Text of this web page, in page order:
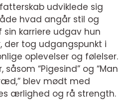
udviklede sig
hvad angår stil og
karriere udgav hun
der tog udgangspunkt i
oplevelser og følelser.
“Pigesind” og “Man
blev mødt med
ærlighed og rå strength.